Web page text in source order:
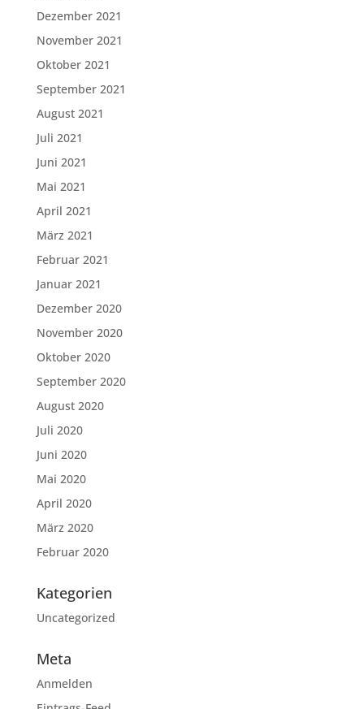
Dezember 2021
November 2021
Oktober 2021
September 2021
August 2021
Juli 2021
Juni 2021
Mai 2021
April 2021
März 2021
Februar 2021
Januar 2021
Dezember 2020
November 2020
Oktober 2020
September 2020
August 2020
Juli 2020
Juni 2020
Mai 2020
April 2020
März 2020
Februar 2020
Kategorien
Uncategorized
Meta
Anmelden